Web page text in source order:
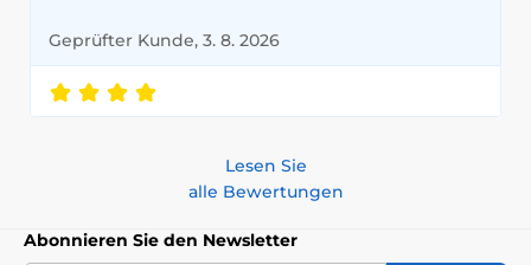
Geprüfter Kunde, 3. 8. 2026
Lesen Sie
alle Bewertungen
Abonnieren Sie den Newsletter